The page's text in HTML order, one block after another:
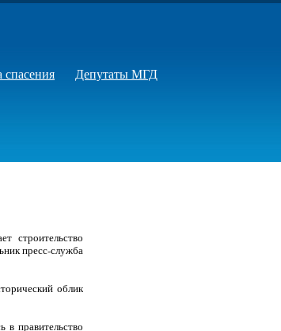
Депутаты МГД
строительство
пресс-служба
облик
правительство